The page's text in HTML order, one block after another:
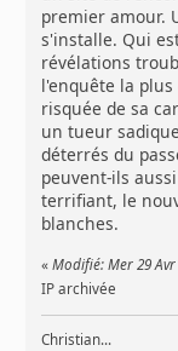
premier amour.
s'installe. Qui
révélations
l'enquête la
risquée de sa
un tueur
déterrés du
peuvent-ils
terrifiant, le
blanches.
«Modifié: Mer 29 Avr
IP archivée
Christian...